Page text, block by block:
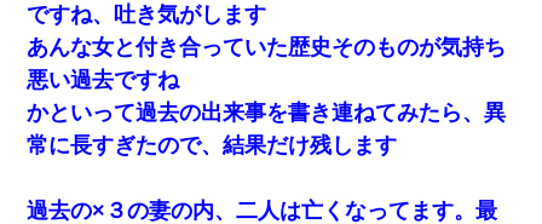
ですね、吐き気がします
あんな女と付き合っていた歴史そのものが気持ち
悪い過去ですね
かといって過去の出来事を書き連ねてみたら、異
常に長すぎたので、結果だけ残します
過去の×３の妻の内、二人は亡くなってます。最